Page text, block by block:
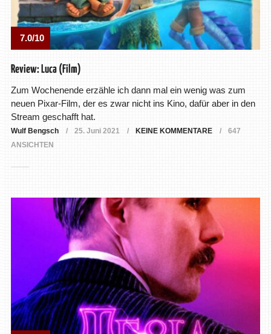
7.0/10
Review: Luca (Film)
Zum Wochenende erzähle ich dann mal ein wenig was zum
neuen Pixar-Film, der es zwar nicht ins Kino, dafür aber in den
Stream geschafft hat.
Wulf Bengsch 25. Juni 2021 KEINE KOMMENTARE
647
ANSICHTEN